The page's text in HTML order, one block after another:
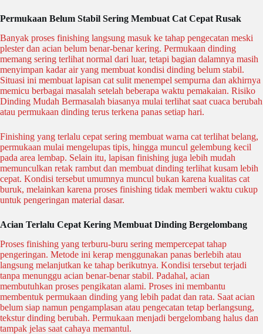
Permukaan Belum Stabil Sering Membuat Cat Cepat Rusak
Banyak proses finishing langsung masuk ke tahap pengecatan meski
plester dan acian belum benar-benar kering. Permukaan dinding
memang sering terlihat normal dari luar, tetapi bagian dalamnya masih
menyimpan kadar air yang membuat kondisi dinding belum stabil.
Situasi ini membuat lapisan cat sulit menempel sempurna dan akhirnya
memicu berbagai masalah setelah beberapa waktu pemakaian. Risiko
Dinding Mudah Bermasalah biasanya mulai terlihat saat cuaca berubah
atau permukaan dinding terus terkena panas setiap hari.
Finishing yang terlalu cepat sering membuat warna cat terlihat belang,
permukaan mulai mengelupas tipis, hingga muncul gelembung kecil
pada area lembap. Selain itu, lapisan finishing juga lebih mudah
memunculkan retak rambut dan membuat dinding terlihat kusam lebih
cepat. Kondisi tersebut umumnya muncul bukan karena kualitas cat
buruk, melainkan karena proses finishing tidak memberi waktu cukup
untuk pengeringan material dasar.
Acian Terlalu Cepat Kering Membuat Dinding Bergelombang
Proses finishing yang terburu-buru sering mempercepat tahap
pengeringan. Metode ini kerap menggunakan panas berlebih atau
langsung melanjutkan ke tahap berikutnya. Kondisi tersebut terjadi
tanpa menunggu acian benar-benar stabil. Padahal, acian
membutuhkan proses pengikatan alami. Proses ini membantu
membentuk permukaan dinding yang lebih padat dan rata. Saat acian
belum siap namun pengamplasan atau pengecatan tetap berlangsung,
tekstur dinding berubah. Permukaan menjadi bergelombang halus dan
tampak jelas saat cahaya memantul.